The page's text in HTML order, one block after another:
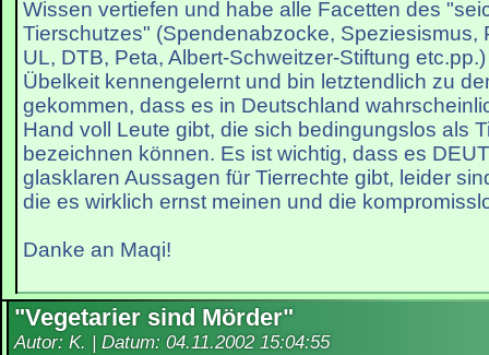
Wissen vertiefen und habe alle Facetten des
Tierschutzes" (Spendenabzocke, Speziesismus,
UL, DTB, Peta, Albert-Schweitzer-Stiftung
Übelkeit kennengelernt und bin letztendlich zu
gekommen, dass es in Deutschland
Hand voll Leute gibt, die sich bedingungslos als
bezeichnen können. Es ist wichtig, dass es
glasklaren Aussagen für Tierrechte gibt, leider
die es wirklich ernst meinen und die
Danke an Maqi!
"Vegetarier sind Mörder"
Autor: K. | Datum: 04.11.2002 15:04:55